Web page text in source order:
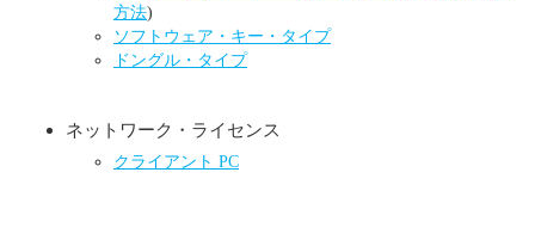
方法)
ソフトウェア・キー・タイプ
ドングル・タイプ
ネットワーク・ライセンス
クライアント PC